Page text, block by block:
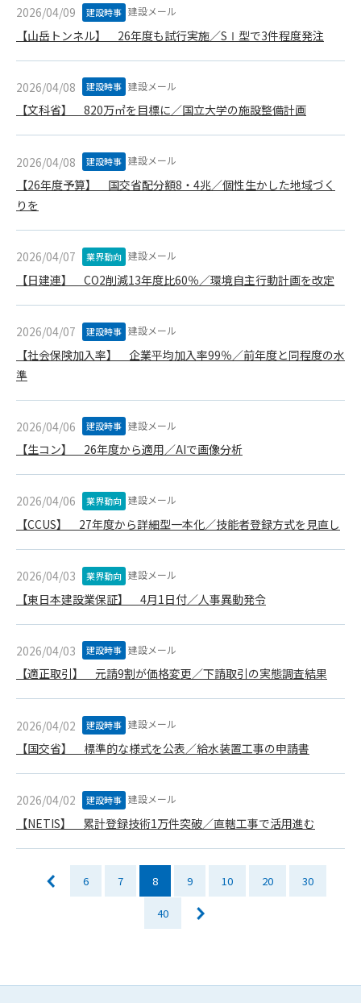
2026/04/09 建設時事 建設メール
【山岳トンネル】 26年度も試行実施／SⅠ型で3件程度発注
2026/04/08 建設時事 建設メール
【文科省】 820万㎡を目標に／国立大学の施設整備計画
2026/04/08 建設時事 建設メール
【26年度予算】 国交省配分額8・4兆／個性生かした地域づく
りを
2026/04/07 業界動向 建設メール
【日建連】 CO2削減13年度比60％／環境自主行動計画を改定
2026/04/07 建設時事 建設メール
【社会保険加入率】 企業平均加入率99％／前年度と同程度の水
準
2026/04/06 建設時事 建設メール
【生コン】 26年度から適用／AIで画像分析
2026/04/06 業界動向 建設メール
【CCUS】 27年度から詳細型一本化／技能者登録方式を見直し
2026/04/03 業界動向 建設メール
【東日本建設業保証】 4月1日付／人事異動発令
2026/04/03 建設時事 建設メール
【適正取引】 元請9割が価格変更／下請取引の実態調査結果
2026/04/02 建設時事 建設メール
【国交省】 標準的な様式を公表／給水装置工事の申請書
2026/04/02 建設時事 建設メール
【NETIS】 累計登録技術1万件突破／直轄工事で活用進む
6 7 8 9 10 20 30
40
できるものとします。これに起因する会員または他の第三者が
被った損害について管理者は､一切の責任をも負わないものと
会員の氏名、住所、性別、年齢、メールアドレスその他本サー
ビスの提供に関連して管理者が知り得た会員の個人情報（以下
す。
(1) 会員が、自己の個人情報の開示に事前に同意している場合
(2) 個々の会員を特定できない統計的な処理をした形式で第三
に必要であると管理者が判断した場合
(4) 法令等により開示を求められた場合
第10条（免責事項）
管理者は、会員が登録した内容が以下に該当する、またはその
恐れのあるものは、会員の承諾なく削除できるものとします。
1. 管理者は、会員が本サービスを利用することにより得た情報
を保証もしないものとします。また、当該情報等に起因して
生じた一切の損害に対して、管理者は、何らの責任も負わな
いものとします。
2. 会員は、自己の費用と責任において本サービスを利用するも
のとし、会員による本サービスの利用に関連し、第三者から
問合せ、クレーム、請求等がなされまたは訴訟が提起された
場合、当該会員は、自らの費用と責任においてこれを解決す
るものとし、管理者を一切免責するものとします。
3. 本サービスにおいて掲載されている広告等によって行われる
取引に起因する損害及び広告等が掲載されたこと自体に起因
する損害については一切責任を負いません。
第11条（運用の停止）
停電や天災等の不可抗力、または保守・点検・加入者の利便性
向上のための設備工事等の為に本サービスの運用を停止するこ
とがあります。運用停止については事前に建設資料館WEB上で
通知申し上げますが、緊急時はその限りではありません。
第12条（変更の届出）
会員は、住所、電話番号、その他管理者への届出内容に変更が
あった場合には、速やかに所定の方法で変更の届出をするもの
とします。届出がなかったことで会員が不利益を被ったとして
も、管理者は一切その責任を負いません。
第13条（退会／広告掲載解除）
1. サポーター会員が本サービスへの広告掲載を解約する場合
通知・連絡するものとします。その場合、契約期間終了月の
月末をもって解約とします。
2. 本サービスの最低利用期間はサービスを開始した日から6か
第14条（契約の継続）